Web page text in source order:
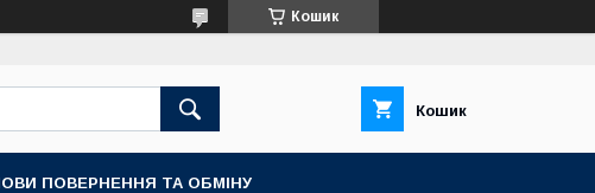
Кошик
Кошик
ПОВЕРНЕННЯ ТА ОБМІНУ